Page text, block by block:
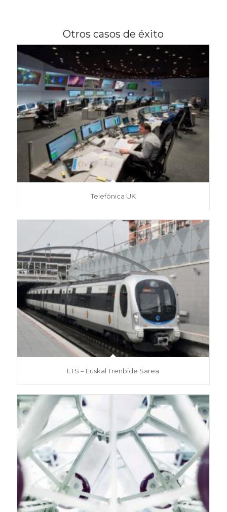
Otros casos de éxito
Telefónica UK
ETS – Euskal Trenbide Sarea